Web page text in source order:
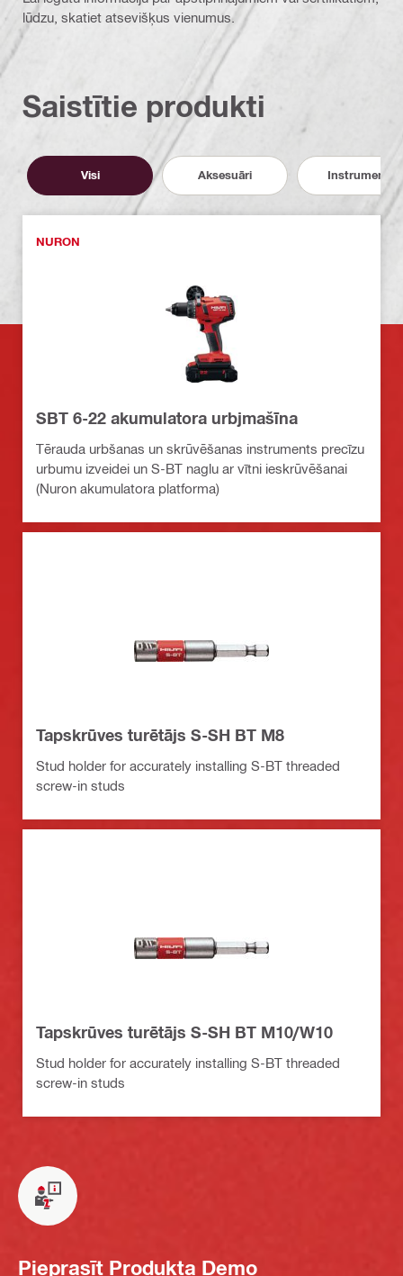
lūdzu, skatiet atsevišķus vienumus.
Saistītie produkti
Visi Aksesuāri Instrumenti
NURON
SBT 6-22 akumulatora urbjmašīna
Tērauda urbšanas un skrūvēšanas instruments precīzu
urbumu izveidei un S-BT naglu ar vītni ieskrūvēšanai
(Nuron akumulatora platforma)
Tapskrūves turētājs S-SH BT M8
Stud holder for accurately installing S-BT threaded
screw-in studs
Tapskrūves turētājs S-SH BT M10/W10
Stud holder for accurately installing S-BT threaded
screw-in studs
Pieprasīt Produkta Demo